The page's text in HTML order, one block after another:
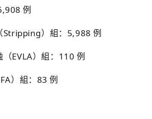
例
）組： 5,988 例
EVLA）組： 110 例
）組： 83 例